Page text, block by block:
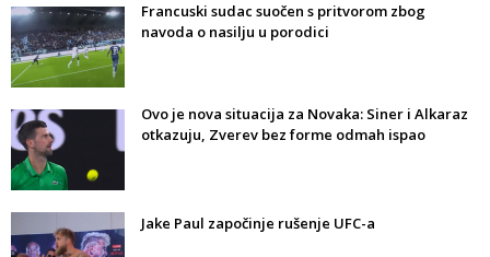
Francuski sudac suočen s pritvorom zbog
navoda o nasilju u porodici
Ovo je nova situacija za Novaka: Siner i Alkaraz
otkazuju, Zverev bez forme odmah ispao
Jake Paul započinje rušenje UFC-a